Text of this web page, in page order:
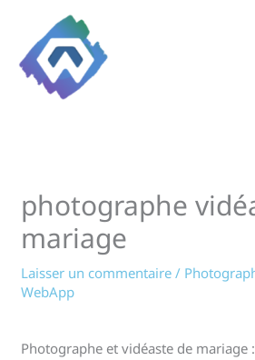
contenu
photographe
mariage
Laisser un commentaire /
WebApp
Photographe et vidéaste de